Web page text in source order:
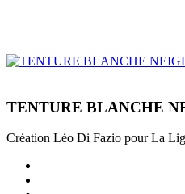
TENTURE BLANCHE
Création Léo Di Fazio pour La